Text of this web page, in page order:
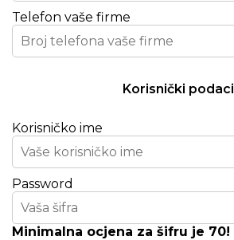
Telefon vaše firme
Korisnički podaci
Korisničko ime
Password
Minimalna ocjena za šifru je 70!